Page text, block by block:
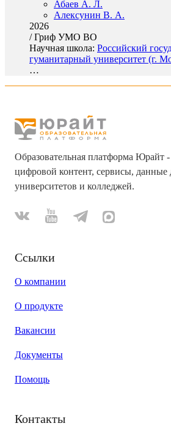
Абаев А. Л.
Алексунин В. А.
2026
/Гриф УМО ВО
Научная школа: Российский
гуманитарный университет (г.
…
Образовательная платформа Юрайт -
цифровой контент, сервисы, данные
университетов и колледжей.
Ссылки
О компании
О продукте
Вакансии
Документы
Помощь
Контакты